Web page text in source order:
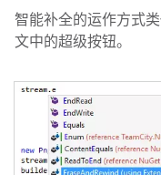
智能补全的运作方式
文中的超级按钮。